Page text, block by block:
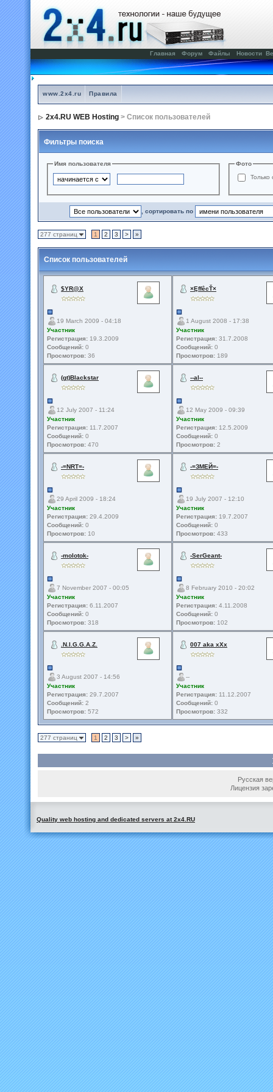
Главная Форум Файлы Новости
www.2x4.ru Правила
2x4.RU WEB Hosting > Список пользователей
Фильтры поиска
Имя пользователя
Фото
Только
, сортировать по
277 страниц 1 2 3 > »
Список пользователей
$YR@X
19 March 2009 - 04:18
Участник
Регистрация: 19.3.2009
Сообщений: 0
Просмотров: 36
×ĘffêcŤ×
1 August 2008 - 17:38
Участник
Регистрация: 31.7.2008
Сообщений: 0
Просмотров: 189
(gt)Blackstar
12 July 2007 - 11:24
Участник
Регистрация: 11.7.2007
Сообщений: 0
Просмотров: 470
--al--
12 May 2009 - 09:39
Участник
Регистрация: 12.5.2009
Сообщений: 0
Просмотров: 2
-=NRT=-
29 April 2009 - 18:24
Участник
Регистрация: 29.4.2009
Сообщений: 0
Просмотров: 10
-=ЗМЕЙ=-
19 July 2007 - 12:10
Участник
Регистрация: 19.7.2007
Сообщений: 0
Просмотров: 433
-molotok-
7 November 2007 - 00:05
Участник
Регистрация: 6.11.2007
Сообщений: 0
Просмотров: 318
-SerGeant-
8 February 2010 - 20:02
Участник
Регистрация: 4.11.2008
Сообщений: 0
Просмотров: 102
.N.I.G.G.A.Z.
3 August 2007 - 14:56
Участник
Регистрация: 29.7.2007
Сообщений: 2
Просмотров: 572
007 aka xXx
--
Участник
Регистрация: 11.12.2007
Сообщений: 0
Просмотров: 332
277 страниц 1 2 3 > »
Русская
Лицензия
Quality web hosting and dedicated servers at 2x4.RU